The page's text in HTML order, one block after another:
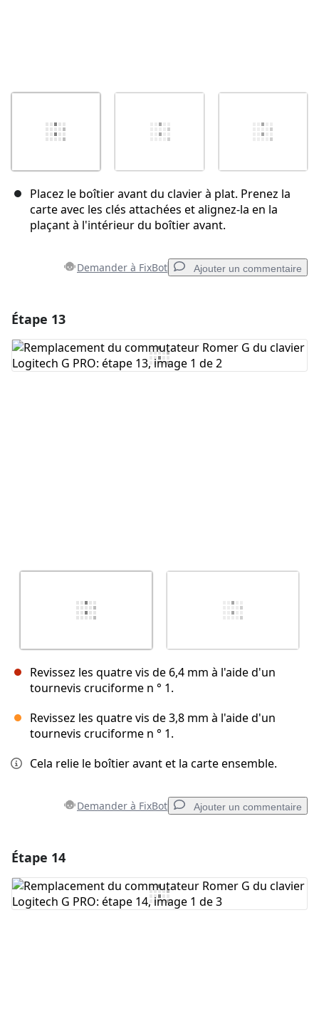
Placez le boîtier avant du clavier à plat. Prenez la
carte avec les clés attachées et alignez-la en la
plaçant à l'intérieur du boîtier avant.
Demander à FixBot Ajouter un commentaire
Ajouter un commentaire
Étape 13
Revissez les quatre vis de 6,4 mm à l'aide d'un
tournevis cruciforme n ° 1.
Revissez les quatre vis de 3,8 mm à l'aide d'un
tournevis cruciforme n ° 1.
Cela relie le boîtier avant et la carte ensemble.
Demander à FixBot Ajouter un commentaire
Ajouter un commentaire
Étape 14